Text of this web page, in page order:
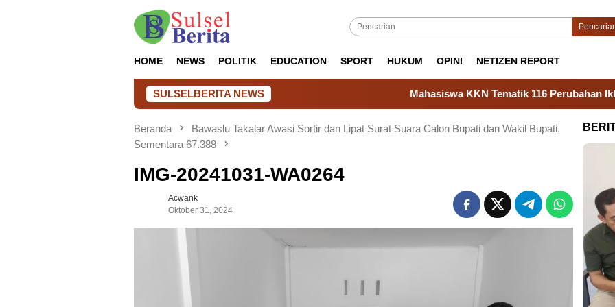
HOME NEWS POLITIK EDUCATION SPORT HUKUM OPINI NETIZEN REPORT
SULSELBERITA NEWS Mahasiswa KKN Tematik 116 Perubahan Iklim
Beranda
Bawaslu Takalar Awasi Sortir dan Lipat Surat Suara Calon Bupati dan Wakil Bupati,
Sementara 67.388
IMG-20241031-WA0264
Acwank
Oktober 31, 2024